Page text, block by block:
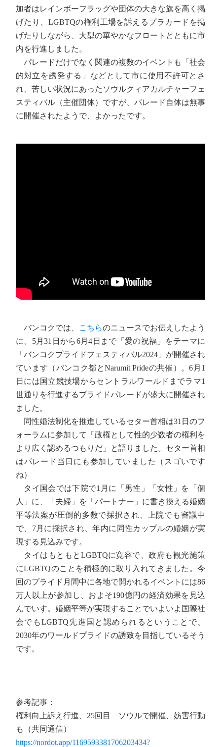
加者はレインボーフラッグや団体の大きな旗を高く掲
げたり、LGBTQの権利工場を訴えるプラカードを掲
げたりしながら、大型の華やかなフロートとともに市
内を行進しました。
パレードだけでなく関連の複数のイベントも「社会
的対立を誘発する」などとして市に使用不許可とさ
れ、苦しい状況にあったソウルクィアカルチャーフェ
スティバル（主催団体）ですが、パレード自体は無事
に開催されたようで、よかったです。
バンコクでは、 こちらのニュースでお伝えしたよう
に、5月31日から6月4日まで「愛の祝福」をテーマに
「バンコクプライドフェスティバル2024」が開催され
ています（バンコク都とNarumit Prideの共催）。6月1
日には国立競技場からセントラルワールドまでラマ1
世通りを行進するプライドパレードが盛大に開催され
ました。
同性婚法制化を推進しているセター首相は31日のフ
ォーラムに参加して「政権として性的少数者の権利を
より広く認めるつもりだ」と語りました。セター首相
はパレード当日にも参加していました（スゴいです
ね）
タイ国会では下院で1月に「男性」「女性」を「個
人」に、「夫婦」を「パートナー」に書き換える婚姻
平等法案が圧倒的多数で採択され、上院でも審議中
で、7月に採択され、年内に同性カップルの婚姻が実
現する見込みです。
タイはもともとLGBTQに寛容で、政府も観光施策
にLGBTQのことを積極的に取り入れてきました。今
回のプライド月間中に各地で開かれるイベントには86
万人以上が参加し、およそ190億円の経済効果を見込
んでいす。婚姻平等が実現することでいよいよ国際社
会でもLGBTQ先進国と認められるということで、
2030年のワールドプライドの誘致を目指しているそう
です。
参考記事：
権利向上訴え行進、25回目 ソウルで開催、妨害行動
も（共同通信）
https://nordot.app/1169593381706203434?